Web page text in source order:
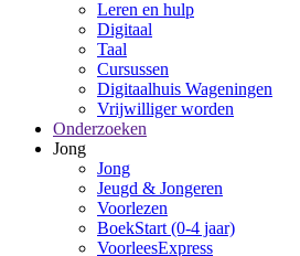
Leren en hulp
Digitaal
Taal
Cursussen
Digitaalhuis Wageningen
Vrijwilliger worden
Onderzoeken
Jong
Jong
Jeugd & Jongeren
Voorlezen
BoekStart (0-4 jaar)
VoorleesExpress